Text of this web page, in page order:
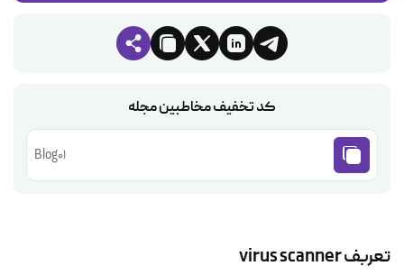
کد تخفیف مخاطبین مجله
Blog01
تعربفvirus scanner